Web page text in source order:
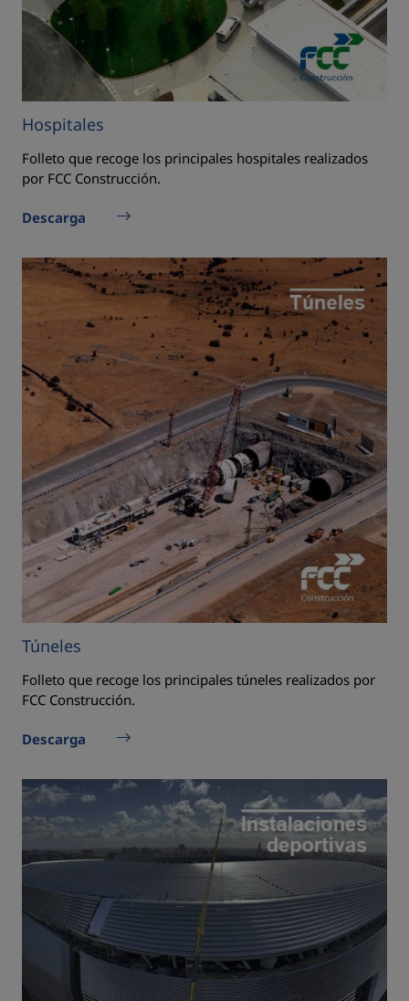
Hospitales
Folleto que recoge los principales hospitales realizados
por FCC Construcción.
Descarga
Túneles
Folleto que recoge los principales túneles realizados por
FCC Construcción.
Descarga